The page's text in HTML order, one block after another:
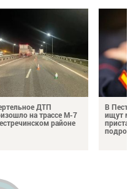
ДТП
на трассе М-7
районе
В
ищут